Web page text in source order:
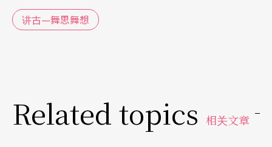
这支一个人跳的舞被录影起来在新世界大戏院放
映，哪个比较大型？大型到底大在哪里？
编舞者。有些感觉很微妙，我说不清楚，如果能够
说清楚我就说书去好了，不会来当编舞者。我没办
讲古—舞思舞想
Related topics 相关文章